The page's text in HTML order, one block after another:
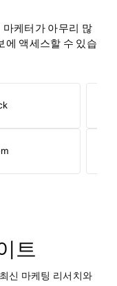
케터가 아무리 많
에 액세스할 수 있습
트
신 마케팅 리서치와